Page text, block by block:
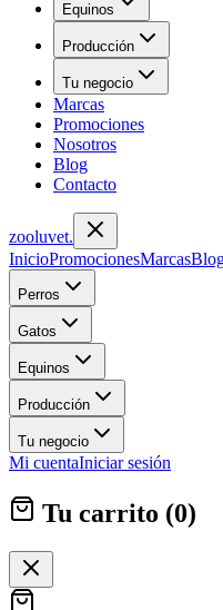
Equinos
Producción
Tu negocio
Marcas
Promociones
Nosotros
Blog
Contacto
zooluvet.
InicioPromocionesMarcas
Perros
Gatos
Equinos
Producción
Tu negocio
Mi cuentaIniciar sesión
Tu carrito (0)